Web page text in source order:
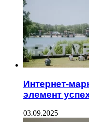
Интернет-
элемент
03.09.2025